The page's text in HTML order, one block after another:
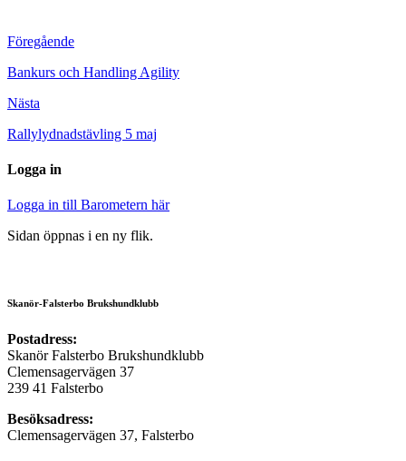
Föregående
Bankurs och Handling Agility
Nästa
Rallylydnadstävling 5 maj
Logga in
Logga in till Barometern här
Sidan öppnas i en ny flik.
Skanör-Falsterbo Brukshundklubb
Postadress:
Skanör Falsterbo Brukshundklubb
Clemensagervägen 37
239 41 Falsterbo
Besöksadress:
Clemensagervägen 37, Falsterbo